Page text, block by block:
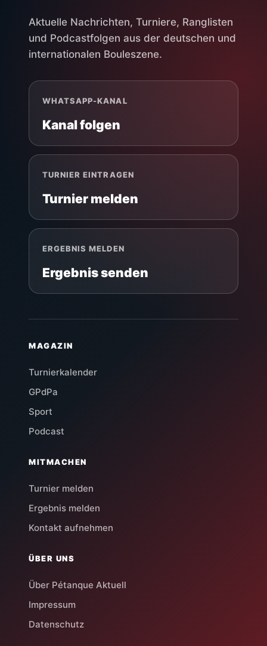
Aktuelle Nachrichten, Turniere, Ranglisten
und Podcastfolgen aus der deutschen und
internationalen Bouleszene.
WHATSAPP-KANAL
Kanal folgen
TURNIER EINTRAGEN
Turnier melden
ERGEBNIS MELDEN
Ergebnis senden
MAGAZIN
Turnierkalender
GPdPa
Sport
Podcast
MITMACHEN
Turnier melden
Ergebnis melden
Kontakt aufnehmen
ÜBER UNS
Über Pétanque Aktuell
Impressum
Datenschutz